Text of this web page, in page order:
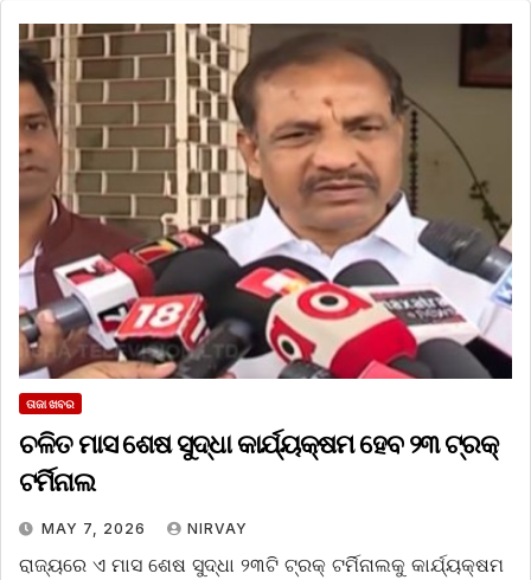
ତାଜା ଖବର
ଚଳିତ ମାସ ଶେଷ ସୁଦ୍ଧା କାର୍ଯ୍ୟକ୍ଷମ ହେବ ୨୩ ଟ୍ରକ୍‌
ଟର୍ମିନାଲ
MAY 7, 2026 NIRVAY
ରାଜ୍ୟରେ ଏ ମାସ ଶେଷ ସୁଦ୍ଧା ୨୩ଟି ଟ୍ରକ୍‌ ଟର୍ମିନାଲକୁ କାର୍ଯ୍ୟକ୍ଷମ